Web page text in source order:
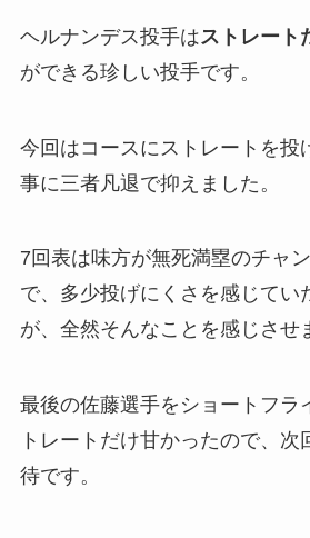
ヘルナンデス投手はストレート
ができる珍しい投手です。
今回はコースにストレートを投
事に三者凡退で抑えました。
7回表は味方が無死満塁のチャ
で、多少投げにくさを感じてい
が、全然そんなことを感じさせ
最後の佐藤選手をショートフラ
トレートだけ甘かったので、次
待です。